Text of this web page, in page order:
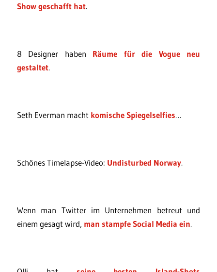
Show geschafft hat.
8 Designer haben Räume für die Vogue neu
gestaltet.
Seth Everman macht komische Spiegelselfies…
Schönes Timelapse-Video: Undisturbed Norway.
Wenn man Twitter im Unternehmen betreut und
einem gesagt wird, man stampfe Social Media ein.